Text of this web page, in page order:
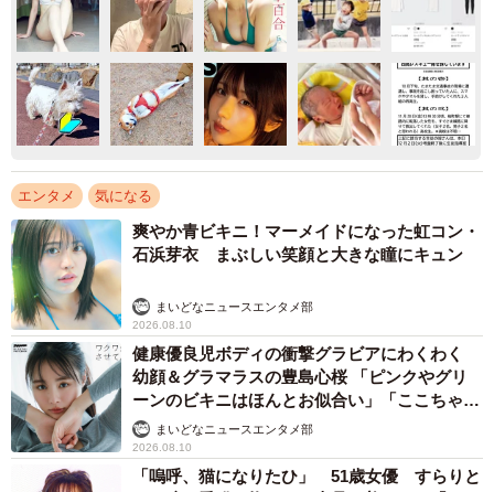
エンタメ 気になる
爽やか青ビキニ！マーメイドになった虹コン・
石浜芽衣 まぶしい笑顔と大きな瞳にキュン
まいどなニュースエンタメ部
2026.08.10
健康優良児ボディの衝撃グラビアにわくわく
幼顔＆グラマラスの豊島心桜 「ピンクやグリ
ーンのビキニはほんとお似合い」「ここちゃん
天使 また可愛くなった」
まいどなニュースエンタメ部
2026.08.10
「嗚呼、猫になりたひ」 51歳女優 すらりと